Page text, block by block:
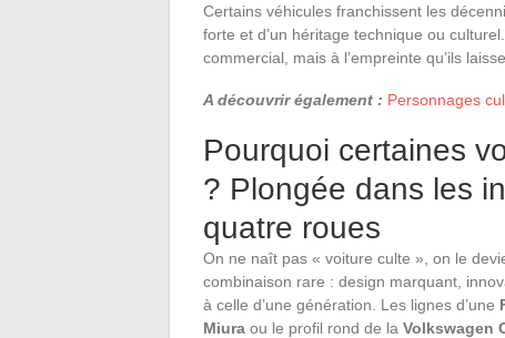
Certains véhicules franchissent les
forte et d’un héritage technique ou
commercial, mais à l’empreinte qu’ils
A découvrir également : Personnages
Pourquoi certaines
? Plongée dans les
quatre roues
On ne naît pas « voiture culte », on le
combinaison rare : design marquant,
à celle d’une génération. Les lignes d’une
Miura ou le profil rond de la Volkswagen